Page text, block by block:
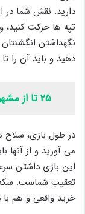
دارید. نقش شما در
تپه ها حرکت کنید،
نگهداشتن
دهید و باید آن را
۲۵ تا از مشهورترین بازی های اندرویدی (2022)
در طول بازی، سلاح
می آورید و از آنها
این بازی داشتن
تعقیب شماست. سکه
خرید واقعی و هم